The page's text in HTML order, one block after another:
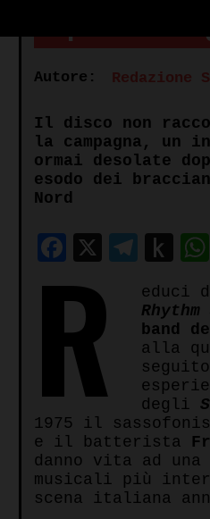
Autore: Redazione
Il disco non
la campagna, un
ormai desolate
esodo dei
Nord
Facebook
X
R
educi
band
alla
degli
1975 il
e il batterista
danno vita ad
musicali più
scena italiana